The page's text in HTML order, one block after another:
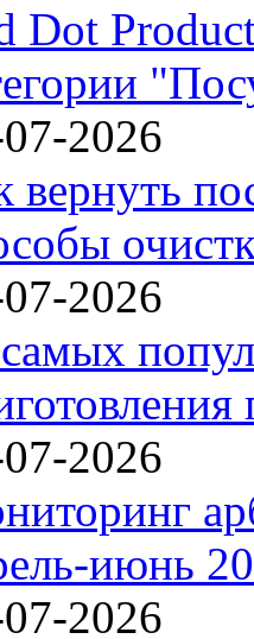
Dot
2026
вернуть
2026
2026
июнь
2026